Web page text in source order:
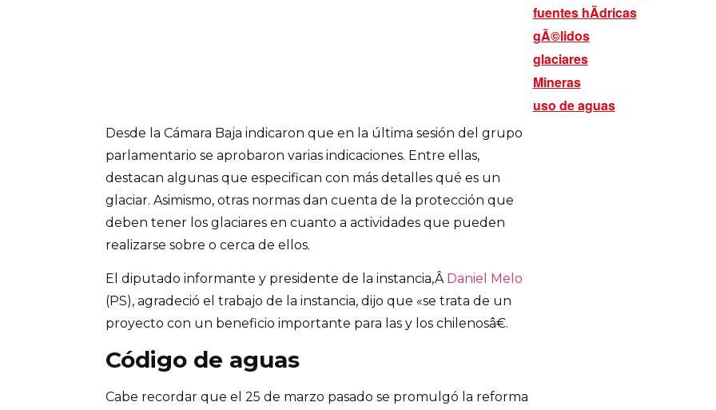
Desde la Cámara Baja indicaron que en la última sesión del grupo
parlamentario se aprobaron varias indicaciones. Entre ellas,
destacan algunas que especifican con más detalles qué es un
glaciar. Asimismo, otras normas dan cuenta de la protección que
deben tener los glaciares en cuanto a actividades que pueden
realizarse sobre o cerca de ellos.
El diputado informante y presidente de la instancia,Â Daniel Melo
(PS), agradeció el trabajo de la instancia, dijo que «se trata de un
proyecto con un beneficio importante para las y los chilenosâ€.
Código de aguas
Cabe recordar que el 25 de marzo pasado se promulgó la reforma
fuentes hÃ­dricas
gÃ©lidos
glaciares
Mineras
uso de aguas